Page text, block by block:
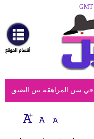
مرأة
أزياء
أزياء
إسلامية
سن المراهقة بين الضيق